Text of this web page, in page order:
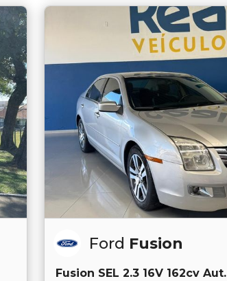
Ford Fusion
Fusion SEL 2.3 16V 162cv Aut.